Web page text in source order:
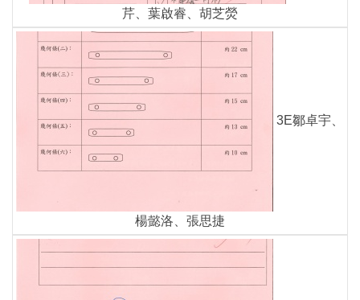
芹、葉啟睿、胡芝熒
3E鄒卓宇、
楊懿洛、張思捷